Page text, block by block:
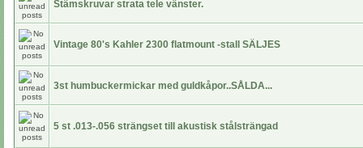
Stämskruvar strata tele vänster.
Vintage 80's Kahler 2300 flatmount -stall SÄLJES
3st humbuckermickar med guldkåpor..SÅLDA...
5 st .013-.056 strängset till akustisk stålsträngad